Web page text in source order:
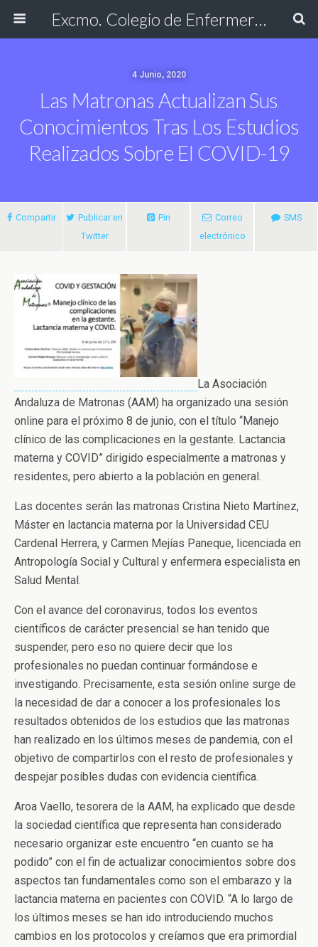
Excmo. Colegio de Enfermería de Cádiz
4 Junio, 2020
Las Matronas Actualizan Sus
Conocimientos Tras Los Estudios
Realizados Sobre El COVID-19
Compartir
Publicar en
Twitter
Pin
Correo
electrónico
SMS
La Asociación
Andaluza de Matronas (AAM) ha organizado una sesión
online para el próximo 8 de junio, con el título “Manejo
clínico de las complicaciones en la gestante. Lactancia
materna y COVID” dirigido especialmente a matronas y
residentes, pero abierto a la población en general.
Las docentes serán las matronas Cristina Nieto Martínez,
Máster en lactancia materna por la Universidad CEU
Cardenal Herrera, y Carmen Mejías Paneque, licenciada en
Antropología Social y Cultural y enfermera especialista en
Salud Mental.
Con el avance del coronavirus, todos los eventos
científicos de carácter presencial se han tenido que
suspender, pero eso no quiere decir que los
profesionales no puedan continuar formándose e
investigando. Precisamente, esta sesión online surge de
la necesidad de dar a conocer a los profesionales los
resultados obtenidos de los estudios que las matronas
han realizado en los últimos meses de pandemia, con el
objetivo de compartirlos con el resto de profesionales y
despejar posibles dudas con evidencia científica.
Aroa Vaello, tesorera de la AAM, ha explicado que desde
la sociedad científica que representa han considerado
necesario organizar este encuentro “en cuanto se ha
podido” con el fin de actualizar conocimientos sobre dos
aspectos tan fundamentales como son el embarazo y la
lactancia materna en pacientes con COVID. “A lo largo de
los últimos meses se han ido introduciendo muchos
cambios en los protocolos y creíamos que era primordial